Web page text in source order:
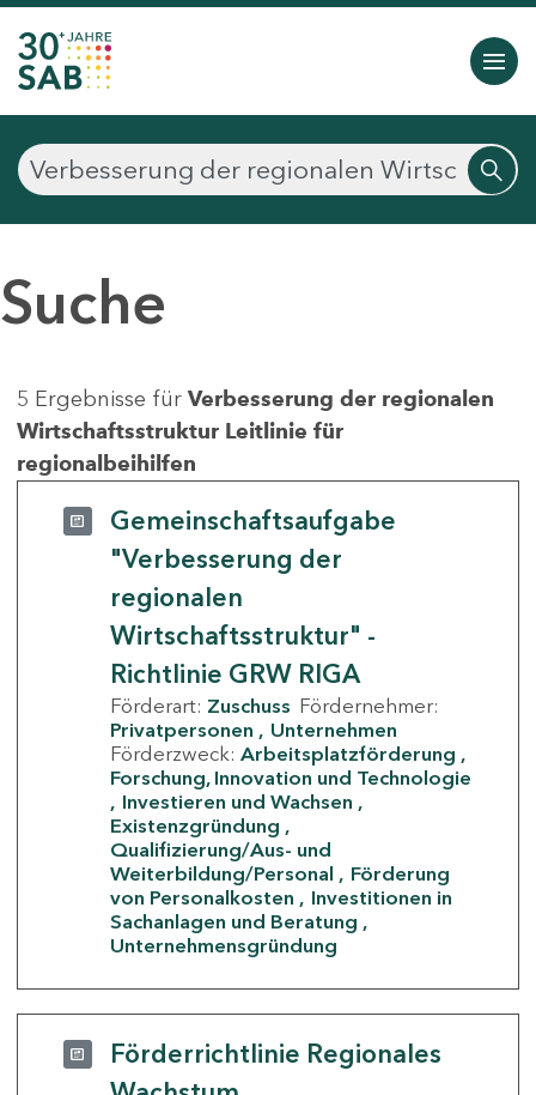
Suche
5 Ergebnisse für Verbesserung der regionalen
Wirtschaftsstruktur Leitlinie für
regionalbeihilfen
Gemeinschaftsaufgabe
"Verbesserung der
regionalen
Wirtschaftsstruktur" -
Richtlinie GRW RIGA
Förderart: Zuschuss Fördernehmer:
Privatpersonen
Unternehmen
Förderzweck: Arbeitsplatzförderung
Forschung, Innovation und Technologie
Investieren und Wachsen
Existenzgründung
Qualifizierung/Aus- und
Weiterbildung/Personal
Förderung
von Personalkosten
Investitionen in
Sachanlagen und Beratung
Unternehmensgründung
Förderrichtlinie Regionales